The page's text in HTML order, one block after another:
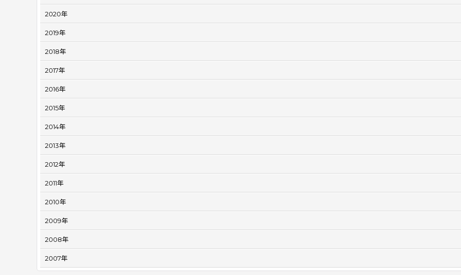
2020年
2019年
2018年
2017年
2016年
2015年
2014年
2013年
2012年
2011年
2010年
2009年
2008年
2007年